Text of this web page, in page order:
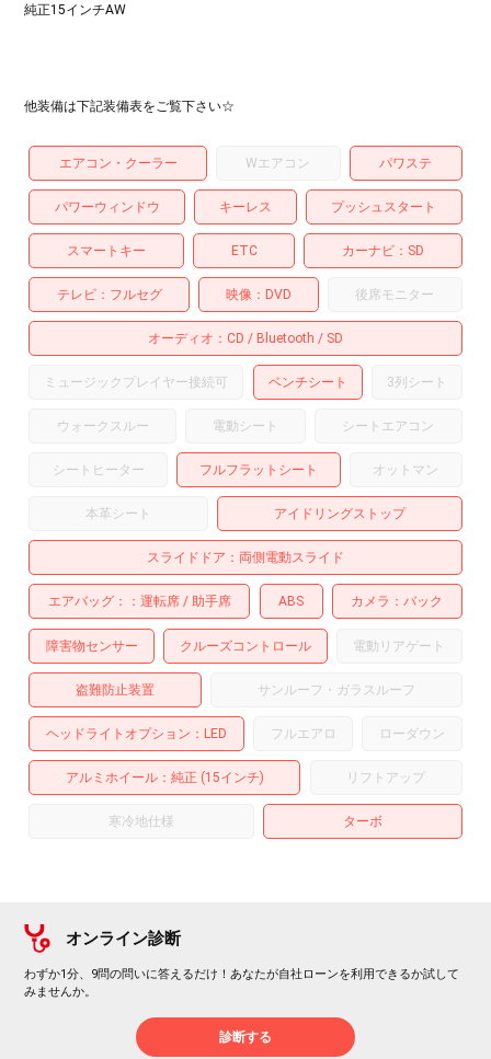
純正15インチAW
他装備は下記装備表をご覧下さい☆
エアコン・クーラー Wエアコン パワステ
パワーウィンドウ キーレス プッシュスタート
スマートキー ETC カーナビ SD
テレビ フルセグ 映像 DVD 後席モニター
オーディオ CD Bluetooth SD
ミュージックプレイヤー接続可 ベンチシート 3列シート
ウォークスルー 電動シート シートエアコン
シートヒーター フルフラットシート オットマン
本革シート アイドリングストップ
スライドドア 両側電動スライド
エアバッグ： 運転席 助手席 ABS カメラ バック
障害物センサー クルーズコントロール 電動リアゲート
盗難防止装置 サンルーフ・ガラスルーフ
ヘッドライトオプション LED フルエアロ ローダウン
アルミホイール：純正 (15インチ) リフトアップ
寒冷地仕様 ターボ
オンライン診断
わずか1分、9問の問いに答えるだけ！あなたが自社ローンを利用できるか試して
みませんか。
診断する